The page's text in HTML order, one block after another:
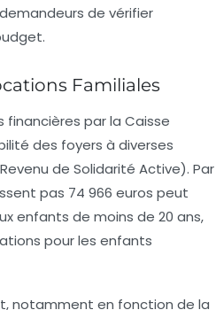
de vérifier
Familiales
financières par la Caisse
des foyers à diverses
de Solidarité Active). Par
pas 74 966 euros peut
enfants de moins de 20 ans,
pour les enfants
notamment en fonction de la